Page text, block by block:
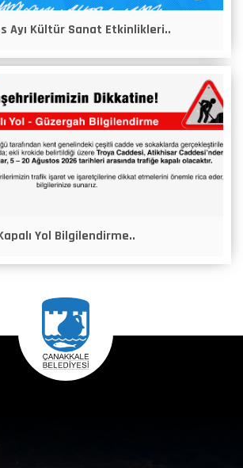
Ayı Kültür Sanat Etkinlikleri..
Yol Bilgilendirme..